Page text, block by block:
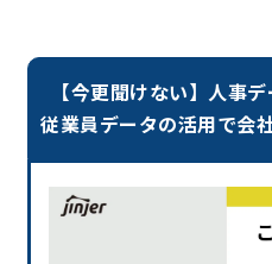
【今更聞けない】人事
従業員データの活用で会